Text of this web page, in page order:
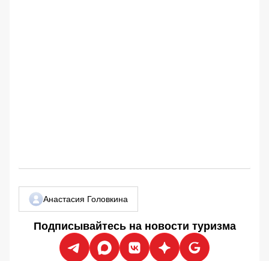
Анастасия Головкина
Подписывайтесь на новости туризма